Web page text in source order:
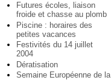
Futures écoles, liaison
froide et chasse au plomb
Piscine : horaires des
petites vacances
Festivités du 14 juillet
2004
Dératisation
Semaine Européenne de la